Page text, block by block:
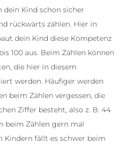
dein Kind schon sicher
rückwärts zählen. Hier in
dein Kind diese Kompetenz
100 aus. Beim Zählen können
die hier in diesem
werden. Häufiger werden
beim Zählen vergessen, die
Ziffer besteht, also z. B. 44
beim Zählen gern mal
Kindern fällt es schwer beim